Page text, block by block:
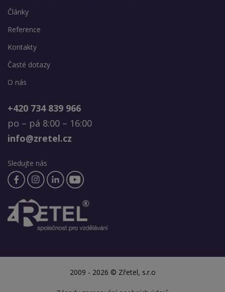
Články
Reference
Kontakty
Časté dotazy
O nás
+420 734 839 966
po – pá 8:00 – 16:00
info@zretel.cz
Sledujte nás
2009 - 2026 © Zřetel, s.r.o